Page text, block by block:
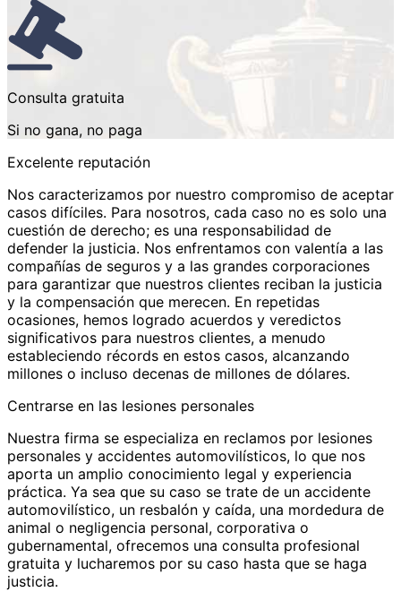
Consulta gratuita
Si no gana, no paga
Excelente reputación
Nos caracterizamos por nuestro compromiso de aceptar
casos difíciles. Para nosotros, cada caso no es solo una
cuestión de derecho; es una responsabilidad de
defender la justicia. Nos enfrentamos con valentía a las
compañías de seguros y a las grandes corporaciones
para garantizar que nuestros clientes reciban la justicia
y la compensación que merecen. En repetidas
ocasiones, hemos logrado acuerdos y veredictos
significativos para nuestros clientes, a menudo
estableciendo récords en estos casos, alcanzando
millones o incluso decenas de millones de dólares.
Centrarse en las lesiones personales
Nuestra firma se especializa en reclamos por lesiones
personales y accidentes automovilísticos, lo que nos
aporta un amplio conocimiento legal y experiencia
práctica. Ya sea que su caso se trate de un accidente
automovilístico, un resbalón y caída, una mordedura de
animal o negligencia personal, corporativa o
gubernamental, ofrecemos una consulta profesional
gratuita y lucharemos por su caso hasta que se haga
justicia.